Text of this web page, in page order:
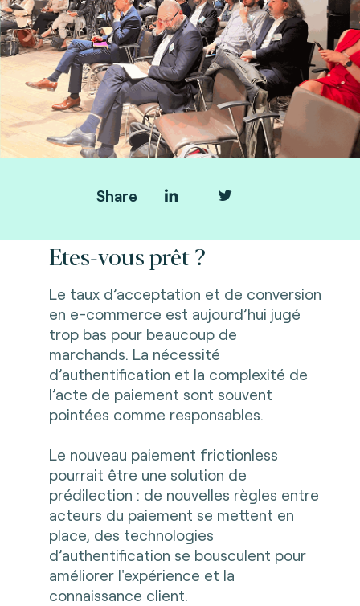
Share
Etes-vous prêt ?
Le taux d’acceptation et de conversion
en e-commerce est aujourd’hui jugé
trop bas pour beaucoup de
marchands. La nécessité
d’authentification et la complexité de
l’acte de paiement sont souvent
pointées comme responsables.
Le nouveau paiement frictionless
pourrait être une solution de
prédilection : de nouvelles règles entre
acteurs du paiement se mettent en
place, des technologies
d’authentification se bousculent pour
améliorer l'expérience et la
connaissance client.